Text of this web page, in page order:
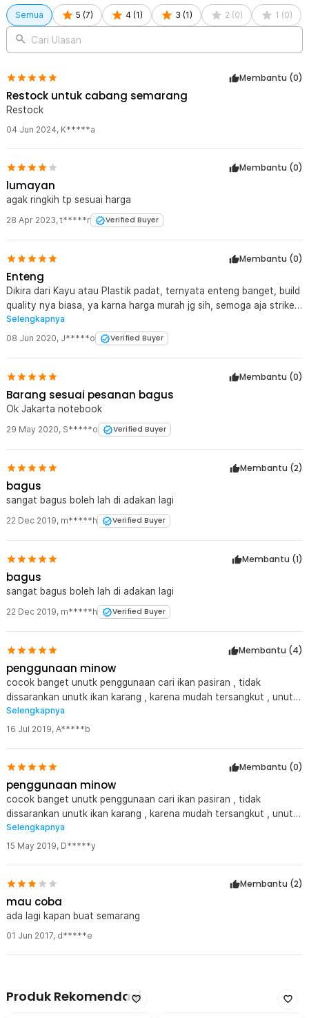
Kelengkapan Produk
Rincian yang Anda dapatkan untuk pembelian produk ini:
1 x Proberos Umpan Pancing Minnow Treble Hook Bait Fish Lure
11cm - PB333
Semua 5 (7) 4 (1 ) 3 (1 ) 2 (0) 1 (0)
Cari Ulasan
Membantu (0)
Restock untuk cabang semarang
Restock
04 Jun 2024, K*****a
Membantu (0)
lumayan
agak ringkih tp sesuai harga
28 Apr 2023, t*****r Verified Buyer
Membantu (0)
Enteng
Dikira dari Kayu atau Plastik padat, ternyata enteng banget, build
quality nya biasa, ya karna harga murah jg sih, semoga aja strike
terus..
Selengkapnya
08 Jun 2020, J*****o Verified Buyer
Membantu (0)
Barang sesuai pesanan bagus
Ok Jakarta notebook
29 May 2020, S*****o Verified Buyer
Membantu (2)
bagus
sangat bagus boleh lah di adakan lagi
22 Dec 2019, m*****h Verified Buyer
Membantu (1)
bagus
sangat bagus boleh lah di adakan lagi
22 Dec 2019, m*****h Verified Buyer
Membantu (4)
penggunaan minow
cocok banget unutk penggunaan cari ikan pasiran , tidak
dissarankan unutk ikan karang , karena mudah tersangkut , unutk
type minow dasar
Selengkapnya
16 Jul 2019, A*****b
Membantu (0)
penggunaan minow
cocok banget unutk penggunaan cari ikan pasiran , tidak
dissarankan unutk ikan karang , karena mudah tersangkut , unutk
type minow dasar
Selengkapnya
15 May 2019, D*****y
Membantu (2)
mau coba
ada lagi kapan buat semarang
01 Jun 2017, d*****e
Produk Rekomendasi